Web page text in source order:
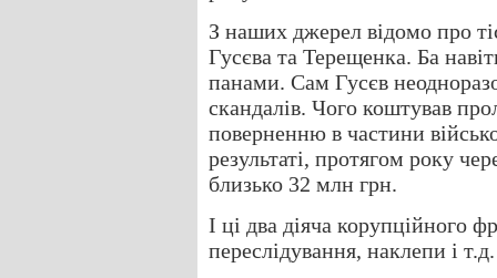
З наших джерел відомо про
Гусєва та Терещенка. Ба
панами. Сам Гусєв
скандалів. Чого коштував
поверненню в частини
результаті, протягом року
близько 32 млн грн.
І ці два діяча корупційного
переслідування, наклепи і т.д.